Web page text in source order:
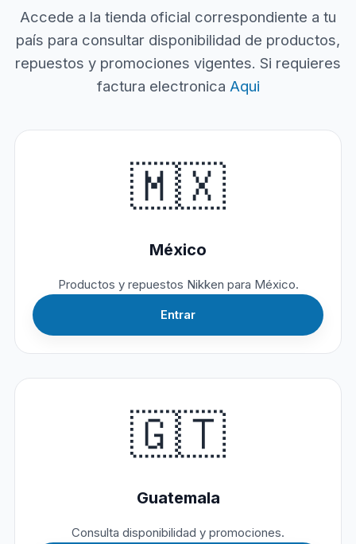
Accede a la tienda oficial correspondiente a tu
país para consultar disponibilidad de productos,
repuestos y promociones vigentes. Si requieres
factura electronica Aqui
🇲🇽
México
Productos y repuestos Nikken para México.
Entrar
🇬🇹
Guatemala
Consulta disponibilidad y promociones.